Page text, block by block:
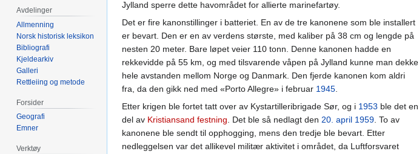
Jylland sperre dette havområdet for allierte marinefartøy.
Det er fire kanonstillinger i batteriet. En av de tre kanonene som ble installert
er bevart. Den er en av verdens største, med kaliber på 38 cm og lengde på
nesten 20 meter. Bare løpet veier 110 tonn. Denne kanonen hadde en
rekkevidde på 55 km, og med tilsvarende våpen på Jylland kunne man dekke
hele avstanden mellom Norge og Danmark. Den fjerde kanonen kom aldri
fra, da den gikk ned med «Porto Allegre» i februar 1945.
Etter krigen ble fortet tatt over av Kystartilleribrigade Sør, og i 1953 ble det en
del av Kristiansand festning. Det ble så nedlagt den 20. april 1959. To av
kanonene ble sendt til opphogging, mens den tredje ble bevart. Etter
nedleggelsen var det allikevel militær aktivitet i området, da Luftforsvaret
Avdelinger
Allmenning
Norsk historisk leksikon
Bibliografi
Kjeldearkiv
Galleri
Rettleiing og metode
Forsider
Geografi
Emner
Verktøy